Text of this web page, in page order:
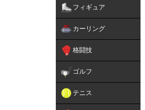
フィギュア
カーリング
格闘技
ゴルフ
テニス